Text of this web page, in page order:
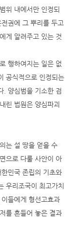
위 내에서만 인정되
권에 그 뿌리를 두고
게 알려주고 있는 것
행하여지는 일은 없
공식적으로 인정되는
. 양심범을 기소한 검
린 법원은 양심파괴
는 설 땅을 얻을 수
으로 다룰 사안이 아
민국 존립의 기초와
우리조국이 최고가치
들에게 형선고효과
를 흔들어 놓은 결과